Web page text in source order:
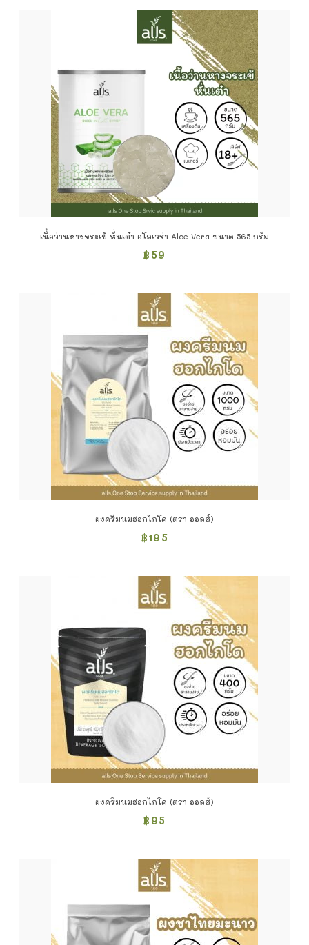
เนื้อว่านหางจระเข้ หั่นเต๋า อโลเวร่า Aloe Vera ขนาด 565 กรัม
฿ 59
ผงครีมนมฮอกไกโด (ตรา ออลส์)
฿195
ผงครีมนมฮอกไกโด (ตรา ออลส์)
฿ 95